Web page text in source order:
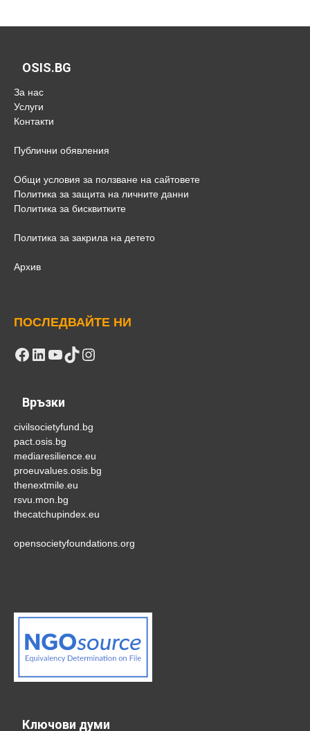
OSIS.BG
За нас
Услуги
Контакти
Публични обявления
Общи условия за ползване на сайтовете
Политика за защита на личните данни
Политика за бисквитките
Политика за закрила на детето
Архив
ПОСЛЕДВАЙТЕ НИ
Facebook
LinkedIn
YouTube
TikTok
Instagram
Връзки
civilsocietyfund.bg
pact.osis.bg
mediaresilience.eu
proeuvalues.osis.bg
thenextmile.eu
rsvu.mon.bg
thecatchupindex.eu
opensocietyfoundations.org
Ключови думи